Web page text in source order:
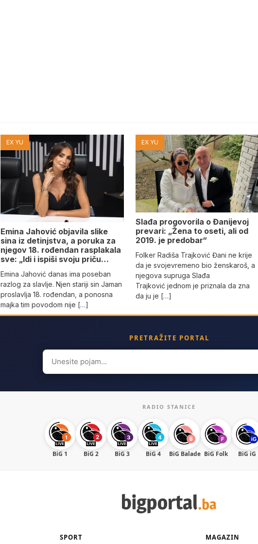
EX YU
Emina Jahović objavila slike
sina iz detinjstva, a poruka za
njegov 18. rođendan rasplakala
sve: „Idi i ispiši svoju priču…
Emina Jahović danas ima poseban
razlog za slavlje. Njen stariji sin Jaman
proslavlja 18. rođendan, a ponosna
majka tim povodom nije […]
EX YU
Slađa progovorila o Đanijevoj
prevari: „Žena to oseti, ali od
2019. je predobar“
Folker Radiša Trajković Đani ne krije
da je svojevremeno bio ženskaroš, a
njegova supruga Slađa
Trajković jednom je priznala da zna
da ju je […]
PRETRAŽITE PORTAL
Search
for:
RADIO STANICE
BiG 1 BiG 2 BiG 3 BiG 4 BiG Balade BiG Folk BiG iG
SPORT MAGAZIN